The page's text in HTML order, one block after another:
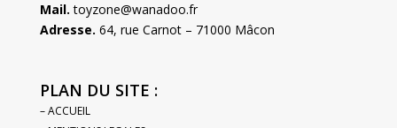
Mail. toyzone@wanadoo.fr
Adresse. 64, rue Carnot – 71000 Mâcon
PLAN DU SITE :
– ACCUEIL